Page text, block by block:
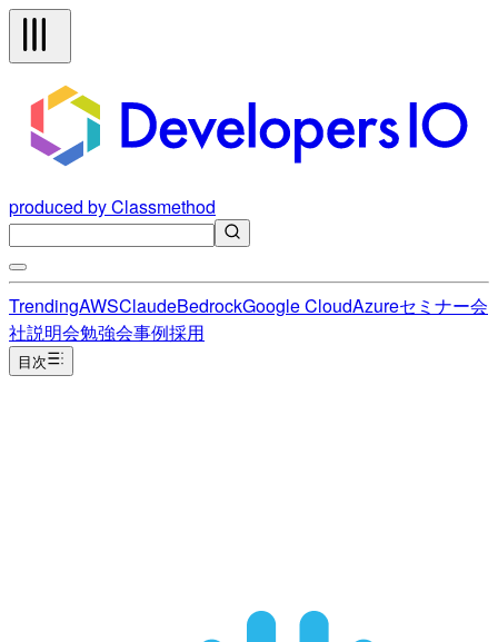
produced by Classmethod
TrendingAWSClaudeBedrockGoogle CloudAzureセミナー会
社説明会勉強会事例採用
目次